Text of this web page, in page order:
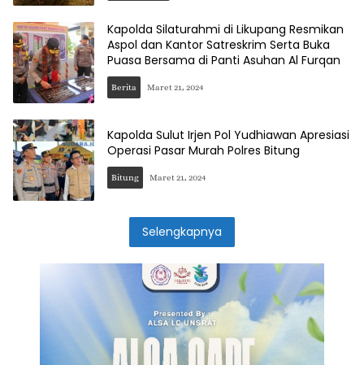
Kapolda Silaturahmi di Likupang Resmikan
Aspol dan Kantor Satreskrim Serta Buka
Puasa Bersama di Panti Asuhan Al Furqan
Berita Maret 21, 2024
Kapolda Sulut Irjen Pol Yudhiawan Apresiasi
Operasi Pasar Murah Polres Bitung
Bitung Maret 21, 2024
Selengkapnya